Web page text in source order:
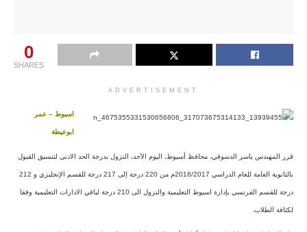
0
SHARES
ADVERTISEMENT
اسيوط – عمر
ابوعيطة
قرر المهندس ياسر الدسوقي، محافظ أسيوط، اليوم الأحد، النزول بدرجة الحد الادنى لتنسيق القبول
بالثانوية العامة للعام الدراسي 2016/2017م من 220 درجة إلى 217 درجة للقسم الإنجليزي و 212
درجة للقسم الفرنسي بإدارة اسيوط التعليمية والنزول الى 210 درجة لباقي الادارات التعليمية وفقا
لكثافة الطلاب.